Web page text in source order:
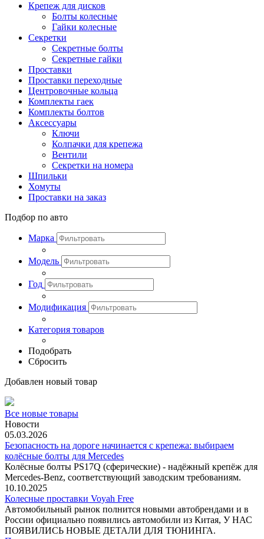
Крепеж для дисков
Болты колесные
Гайки колесные
Секретки
Секретные болты
Секретные гайки
Проставки
Проставки переходные
Центровочные кольца
Комплекты гаек
Комплекты болтов
Аксессуары
Ключи
Колпачки для крепежа
Вентили
Секретки на номера
Шпильки
Хомуты
Проставки на заказ
Подбор по авто
Марка
Модель
Год
Модификация
Категория товаров
Подобрать
Сбросить
Добавлен новый товар
Все новые товары
Новости
05.03.2026
Безопасность на дороге начинается с крепежа: выбираем
колёсные болты для Mercedes
Колёсные болты PS17Q (сферические) - надёжный крепёж для
Mercedes‑Benz, соответствующий заводским требованиям.
10.10.2025
Колесные проставки Voyah Free
Автомобильный рынок полнится новыми автобрендами и в
России официально появились автомобили из Китая, У НАС
ПОЯВИЛИСЬ НОВЫЕ ДЕТАЛИ ДЛЯ ТЮНИНГА.